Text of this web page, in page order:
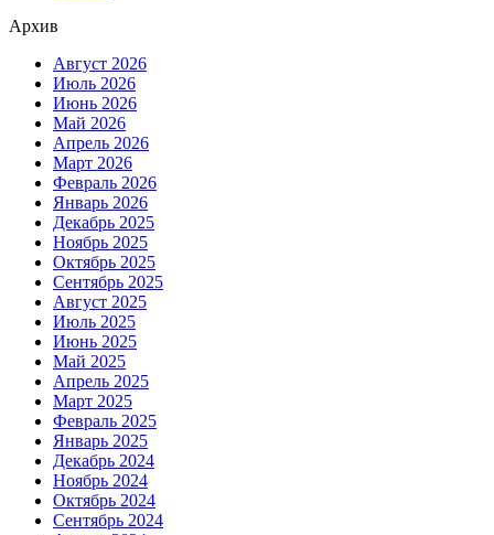
Архив
Август 2026
Июль 2026
Июнь 2026
Май 2026
Апрель 2026
Март 2026
Февраль 2026
Январь 2026
Декабрь 2025
Ноябрь 2025
Октябрь 2025
Сентябрь 2025
Август 2025
Июль 2025
Июнь 2025
Май 2025
Апрель 2025
Март 2025
Февраль 2025
Январь 2025
Декабрь 2024
Ноябрь 2024
Октябрь 2024
Сентябрь 2024